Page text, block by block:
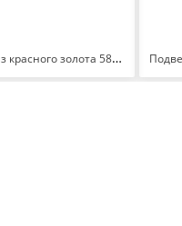
Крест с ониксом и эмалью из красного золота 585 080043